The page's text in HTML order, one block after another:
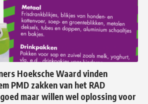
Hoeksche Waard vinden
PMD zakken van het RAD
maar willen wel oplossing voor